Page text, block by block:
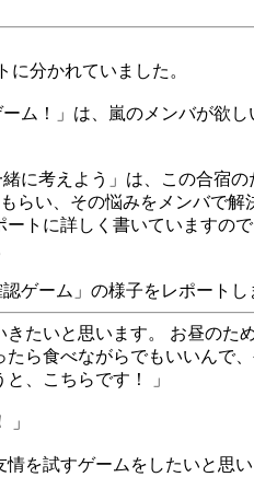
に分かれていました。
ム！」は、嵐のメンバが欲
に考えよう」は、この合宿
らい、その悩みをメンバで
トに詳しく書いていますの
ゲーム」の様子をレポートし
きたいと思います。 お昼のた
たら食べながらでもいいんで
、こちらです！ 」
」
情を試すゲームをしたいと思